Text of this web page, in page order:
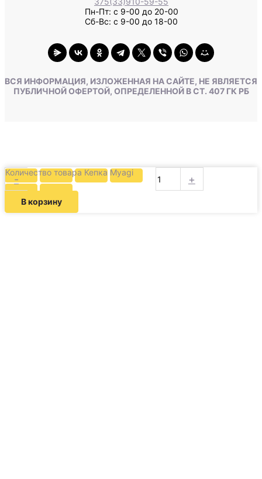
Пн-Пт: с 9-00 до 20-00
Сб-Вс: с 9-00 до 18-00
ВСЯ ИНФОРМАЦИЯ, ИЗЛОЖЕННАЯ НА САЙТЕ, НЕ ЯВЛЯЕТСЯ
ПУБЛИЧНОЙ ОФЕРТОЙ, ОПРЕДЕЛЕННОЙ В СТ. 407 ГК РБ
-
Количество товара Кепка Myagi
+
В корзину